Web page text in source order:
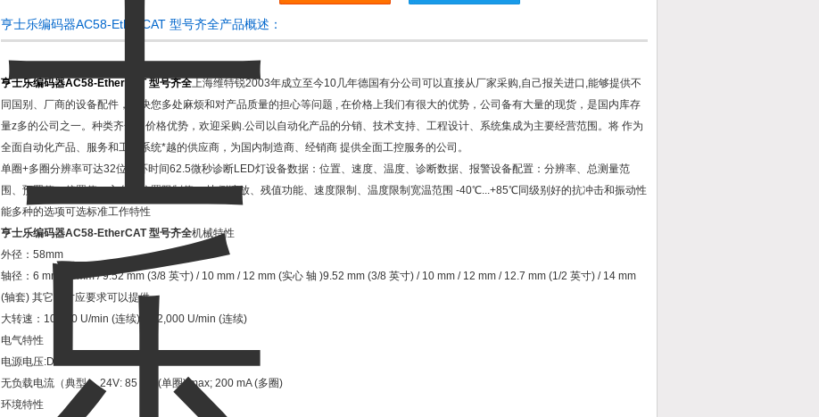
亨士乐编码器AC58-EtherCAT 型号齐全产品概述：
亨士乐编码器AC58-EtherCAT 型号齐全上海维特锐2003年成立至今10几年德国有分公司可以直接从厂家采购,自己报关进口,能够提供不
同国别、厂商的设备配件，解决您多处麻烦和对产品质量的担心等问题 , 在价格上我们有很大的优势，公司备有大量的现货，是国内库存
量z多的公司之一。种类齐全，价格优势，欢迎采购.公司以自动化产品的分销、技术支持、工程设计、系统集成为主要经营范围。将 作为
全面自动化产品、服务和工程系统*越的供应商，为国内制造商、经销商 提供全面工控服务的公司。
单圈+多圈分辨率可达32位循环时间62.5微秒诊断LED灯设备数据：位置、速度、温度、诊断数据、报警设备配置：分辨率、总测量范
围、预置值、偏置值、方向、位置限制值、 比例缩放、残值功能、速度限制、温度限制宽温范围 -40℃...+85℃同级别好的抗冲击和振动性
能多种的选项可选标准工作特性
亨士乐编码器AC58-EtherCAT 型号齐全机械特性
外径：58mm
轴径：6 mm / 8 mm / 9.52 mm (3/8 英寸) / 10 mm / 12 mm (实心 轴 )9.52 mm (3/8 英寸) / 10 mm / 12 mm / 12.7 mm (1/2 英寸) / 14 mm
(轴套) 其它尺寸应要求可以提供
大转速：10,000 U/min (连续)，12,000 U/min (连续)
电气特性
电源电压:DC 7 - 30 V
无负载电流（典型） 24V: 85 mA (单圈) max; 200 mA (多圈)
环境特性